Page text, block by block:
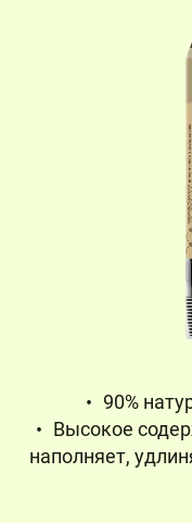
90%
Высокое
наполняет,